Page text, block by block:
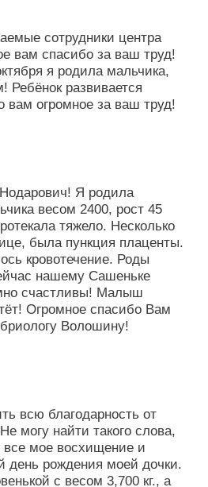
сотрудники центра
вам спасибо за ваш труд!
я родила мальчика,
Ребёнок развивается
вам огромное за ваш труд!
Я родила
весом 2400, рост 45
тяжело. Несколько
была пункция плаценты.
кровотечение. Роды
нашему Сашеньке
счастливы! Малыш
Огромное спасибо Вам
Волошину!
всю благодарность от
могу найти такого слова,
все мое восхищение и
день рождения моей дочки.
с весом 3,700 кг., а